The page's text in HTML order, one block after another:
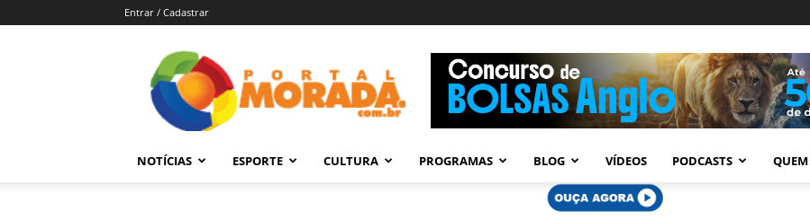
Entrar / Cadastrar
Morada
–
Araraquara
NOTÍCIAS ESPORTE CULTURA PROGRAMAS BLOG VÍDEOS PODCASTS